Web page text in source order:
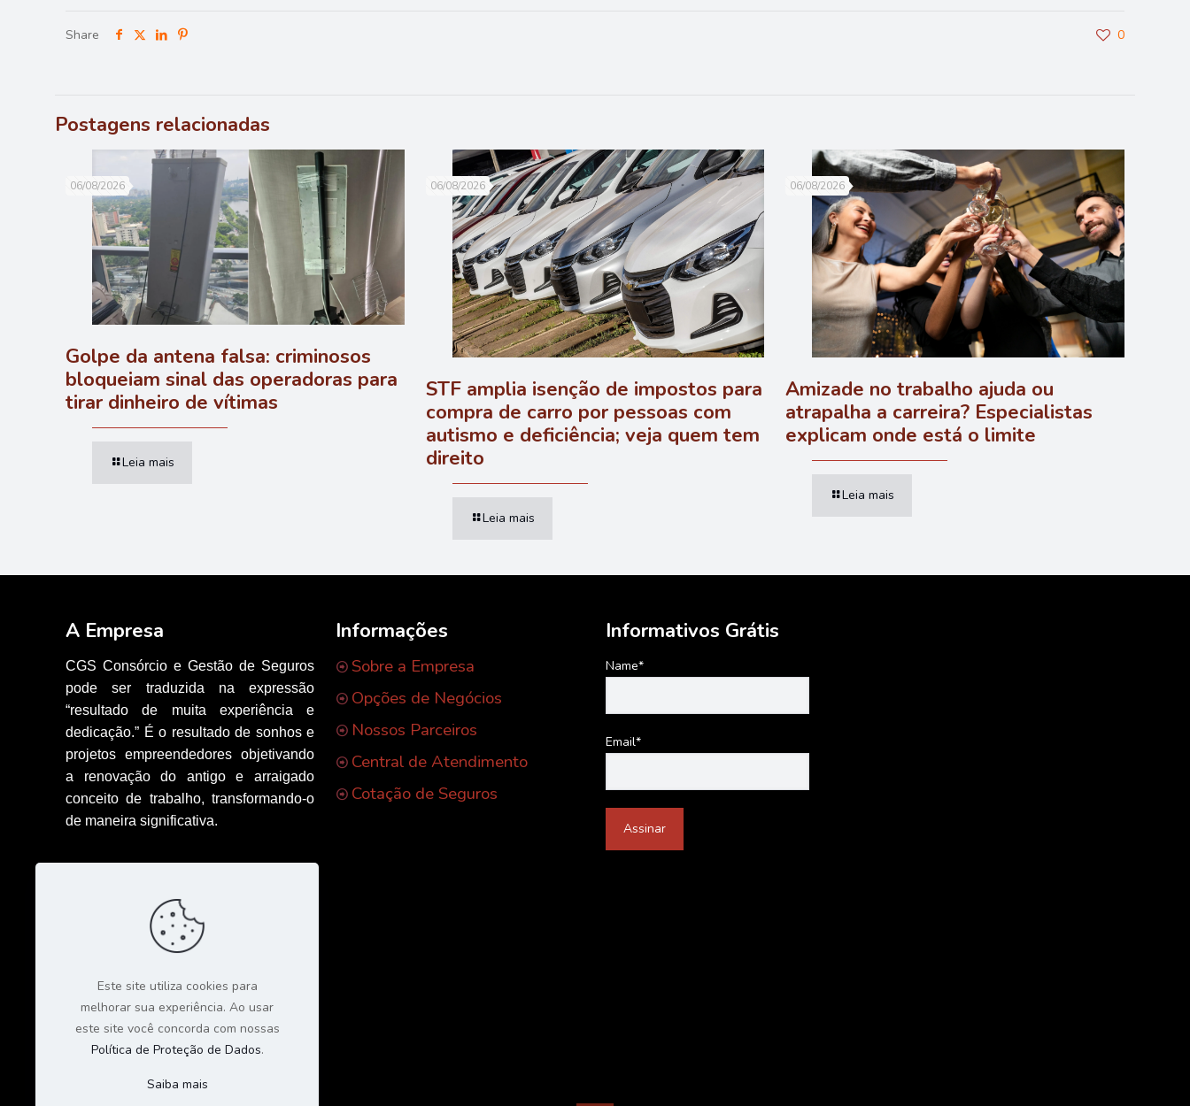
Share 0
Postagens relacionadas
06/08/2026
Golpe da antena falsa: criminosos
bloqueiam sinal das operadoras para
tirar dinheiro de vítimas
Leia mais
06/08/2026
STF amplia isenção de impostos para
compra de carro por pessoas com
autismo e deficiência; veja quem tem
direito
Leia mais
06/08/2026
Amizade no trabalho ajuda ou
atrapalha a carreira? Especialistas
explicam onde está o limite
Leia mais
A Empresa
CGS Consórcio e Gestão de Seguros
pode ser traduzida na expressão
“resultado de muita experiência e
dedicação.” É o resultado de sonhos e
projetos empreendedores objetivando
a renovação do antigo e arraigado
conceito de trabalho, transformando-o
de maneira significativa.
Informações
Sobre a Empresa
Opções de Negócios
Nossos Parceiros
Central de Atendimento
Cotação de Seguros
Informativos Grátis
Name*
Email*
Este site utiliza cookies para
melhorar sua experiência. Ao usar
este site você concorda com nossas
Política de Proteção de Dados.
Saiba mais